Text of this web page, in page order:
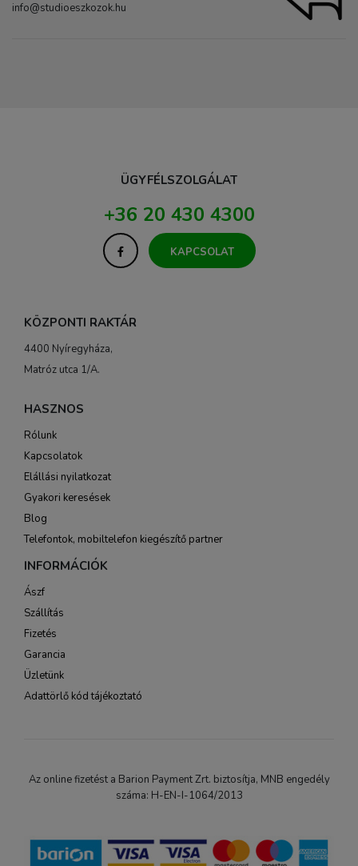
info@studioeszkozok.hu
ÜGYFÉLSZOLGÁLAT
+36 20 430 4300
KAPCSOLAT
KÖZPONTI RAKTÁR
4400 Nyíregyháza,
Matróz utca 1/A.
HASZNOS
Rólunk
Kapcsolatok
Elállási nyilatkozat
Gyakori keresések
Blog
Telefontok, mobiltelefon kiegészítő partner
INFORMÁCIÓK
Ászf
Szállítás
Fizetés
Garancia
Üzletünk
Adattörlő kód tájékoztató
Az online fizetést a Barion Payment Zrt. biztosítja, MNB engedély
száma: H-EN-I-1064/2013